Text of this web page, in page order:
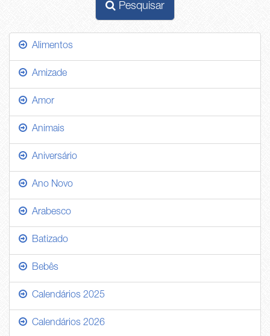
Pesquisar
Alimentos
Amizade
Amor
Animais
Aniversário
Ano Novo
Arabesco
Batizado
Bebês
Calendários 2025
Calendários 2026